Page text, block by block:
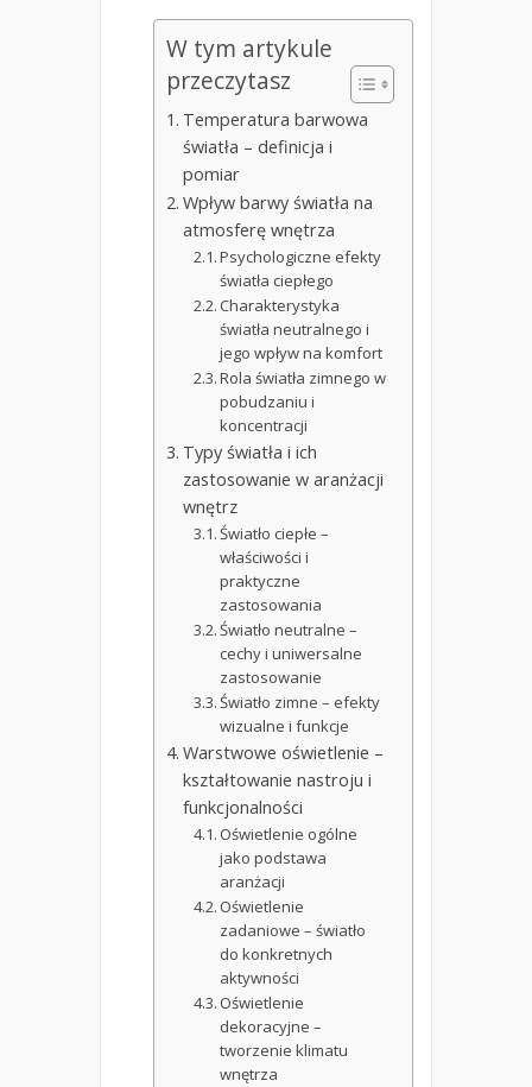
W tym artykule
przeczytasz
Temperatura barwowa
światła – definicja i
pomiar
Wpływ barwy światła na
atmosferę wnętrza
Psychologiczne efekty
światła ciepłego
Charakterystyka
światła neutralnego i
jego wpływ na komfort
Rola światła zimnego w
pobudzaniu i
koncentracji
Typy światła i ich
zastosowanie w aranżacji
wnętrz
Światło ciepłe –
właściwości i
praktyczne
zastosowania
Światło neutralne –
cechy i uniwersalne
zastosowanie
Światło zimne – efekty
wizualne i funkcje
Warstwowe oświetlenie –
kształtowanie nastroju i
funkcjonalności
Oświetlenie ogólne
jako podstawa
aranżacji
Oświetlenie
zadaniowe – światło
do konkretnych
aktywności
Oświetlenie
dekoracyjne –
tworzenie klimatu
wnętrza